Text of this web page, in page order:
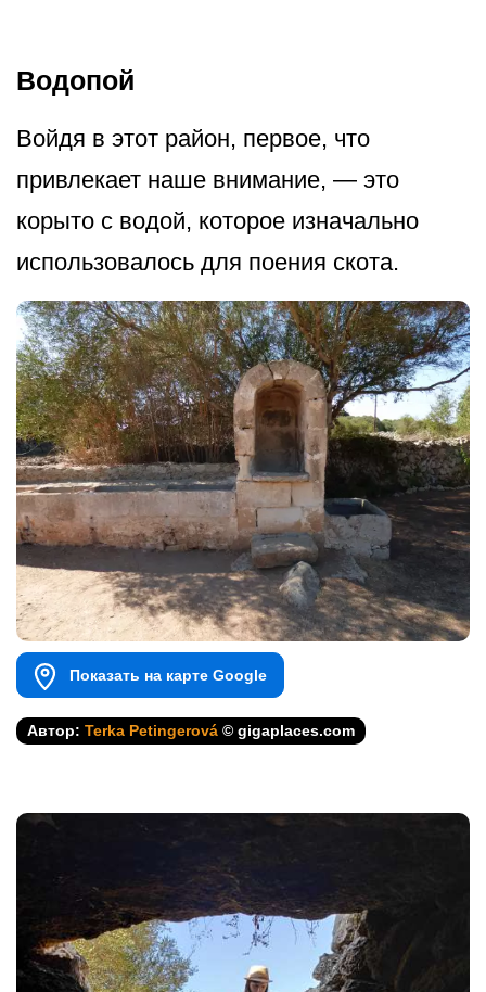
Водопой
Войдя в этот район, первое, что
привлекает наше внимание, — это
корыто с водой, которое изначально
использовалось для поения скота.
Показать на карте Google
Автор: Terka Petingerová © gigaplaces.com